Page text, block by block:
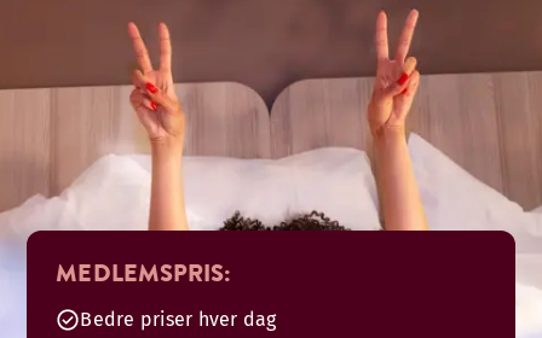
MEDLEMSPRIS:
Bedre priser hver dag